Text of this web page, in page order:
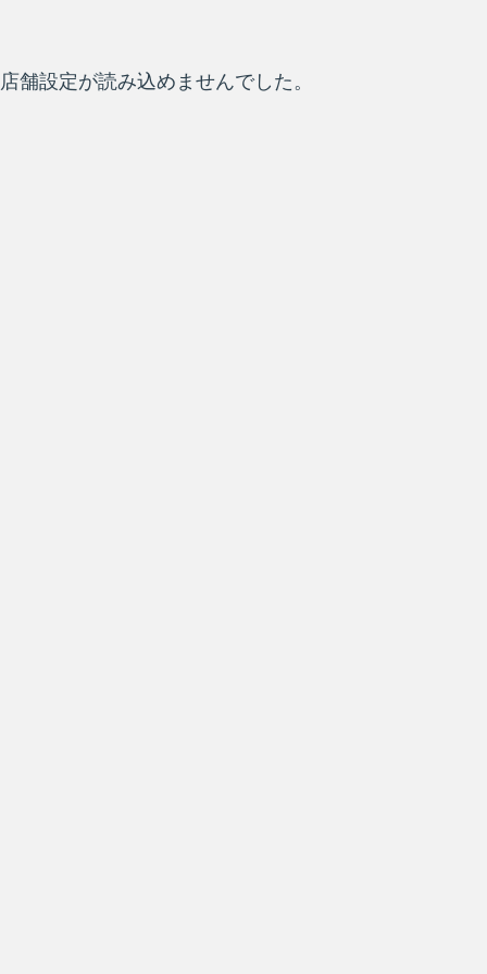
店舗設定が読み込めませんでした。